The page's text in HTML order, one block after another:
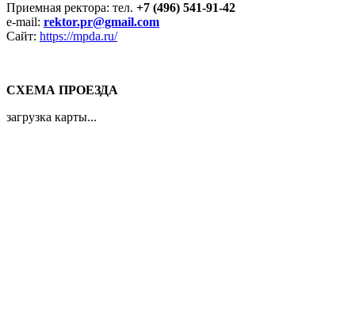
Приемная ректора: тел. +7 (496) 541-91-42
e-mail: rektor.pr@gmail.com
Сайт: https://mpda.ru/
СХЕМА ПРОЕЗДА
загрузка карты...